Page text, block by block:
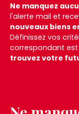
Ne manquez
l'alerte mail et
nouveaux biens
Définissez vos
correspondant est
trouvez votre